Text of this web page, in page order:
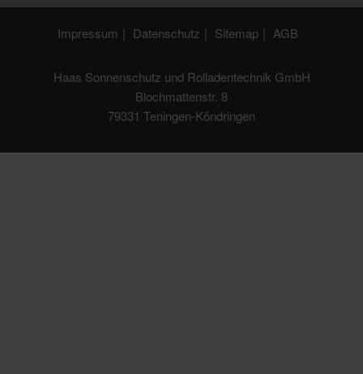
Impressum Datenschutz Sitemap AGB
Haas Sonnenschutz und Rolladentechnik GmbH
Blochmattenstr. 8
79331 Teningen-Köndringen